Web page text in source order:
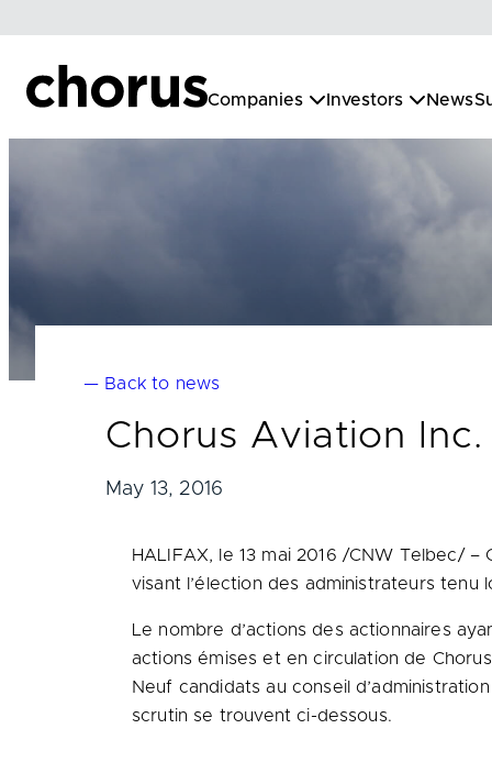
content
Companies Investors News
— Back to news
Chorus Aviation
May 13, 2016
HALIFAX, le 13 mai 2016 /CNW Telbec/ –
visant l’élection des administrateurs tenu
Le nombre d’actions des actionnaires
actions émises et en circulation de
Neuf candidats au conseil
scrutin se trouvent ci-dessous.